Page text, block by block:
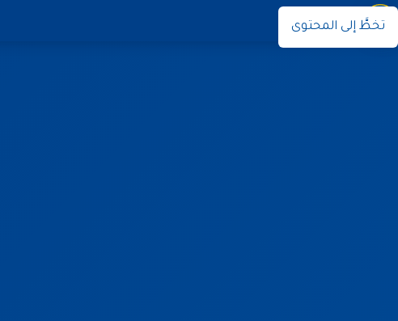
تخطَّ إلى المحتوى
نوران